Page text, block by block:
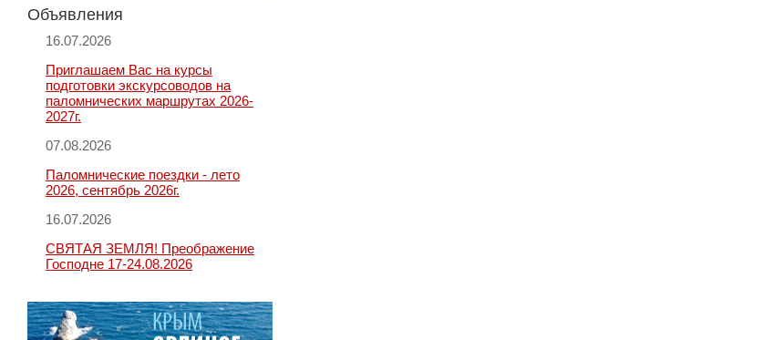
Объявления
16.07.2026
Приглашаем Вас на курсы
подготовки экскурсоводов на
паломнических маршрутах 2026-
2027г.
07.08.2026
Паломнические поездки - лето
2026, сентябрь 2026г.
16.07.2026
СВЯТАЯ ЗЕМЛЯ! Преображение
Господне 17-24.08.2026